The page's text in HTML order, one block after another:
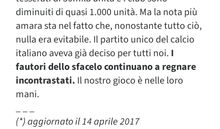
diminuiti di quasi 1.000 unità. Ma la nota più
amara sta nel fatto che, nonostante tutto ciò,
nulla era evitabile. Il partito unico del calcio
italiano aveva già deciso per tutti noi. I
fautori dello sfacelo continuano a regnare
incontrastati. Il nostro gioco è nelle loro
mani.
_ _ _
(*) aggiornato il 14 aprile 2017